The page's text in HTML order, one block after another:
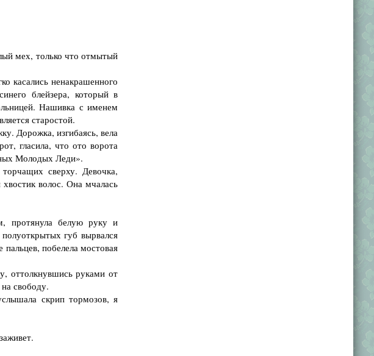
мех, только что отмытый
касались ненакрашенного
блейзера, который в
Нашивка с именем
старостой.
Дорожка, изгибаясь, вела
гласила, что ото ворота
Молодых Леди».
сверху. Девочка,
волос. Она мчалась
протянула белую руку и
губ вырвался
побелела мостовая
оттолкнувшись руками от
свободу.
скрип тормозов, я